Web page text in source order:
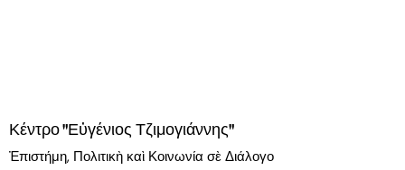
Κέντρο "Εὐγένιος Τζιμογιάννης"
Ἐπιστήμη, Πολιτικὴ καὶ Κοινωνία σὲ Διάλογο